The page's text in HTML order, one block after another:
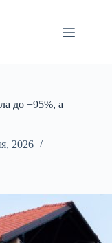
до +95%, а
2026